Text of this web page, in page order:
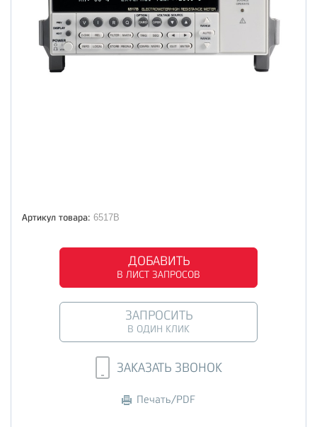
Артикул товара: 6517B
ДОБАВИТЬ
В ЛИСТ ЗАПРОСОВ
ЗАПРОСИТЬ
В ОДИН КЛИК
ЗАКАЗАТЬ ЗВОНОК
Печать/PDF